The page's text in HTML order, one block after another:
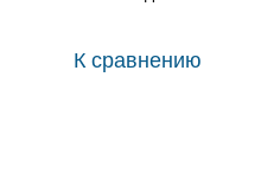
К сравнению